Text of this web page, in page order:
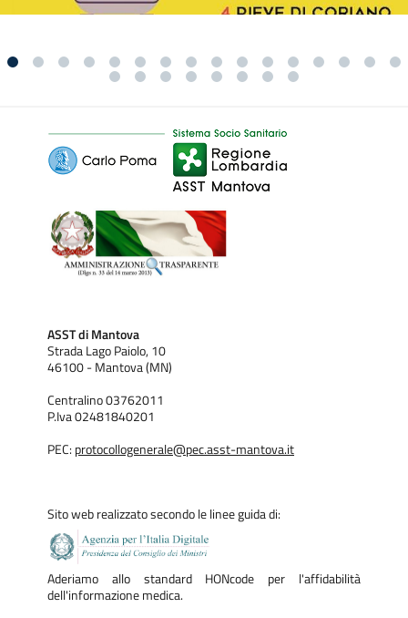
ASST di Mantova
Strada Lago Paiolo, 10
46100 - Mantova (MN)
Centralino 03762011
P.Iva 02481840201
PEC: protocollogenerale@pec.asst-mantova.it
Sito web realizzato secondo le linee guida di:
Aderiamo allo standard HONcode per l'affidabilità
dell'informazione medica.